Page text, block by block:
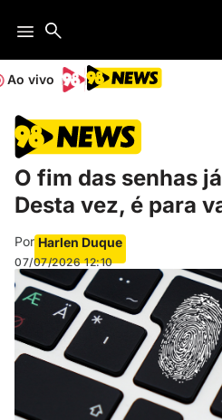
Ao vivo
O fim das senhas
Desta vez, é para
Por Harlen Duque
07/07/2026 12:10